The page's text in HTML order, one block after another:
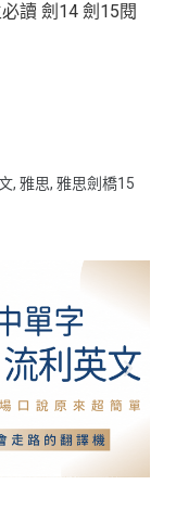
讀 劍14 劍15閱
, 雅思, 雅思劍橋15